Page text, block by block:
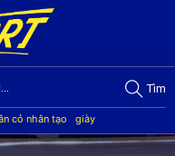
Tìm
cỏ nhân tạo
giày
quần áo bóng đá
giày